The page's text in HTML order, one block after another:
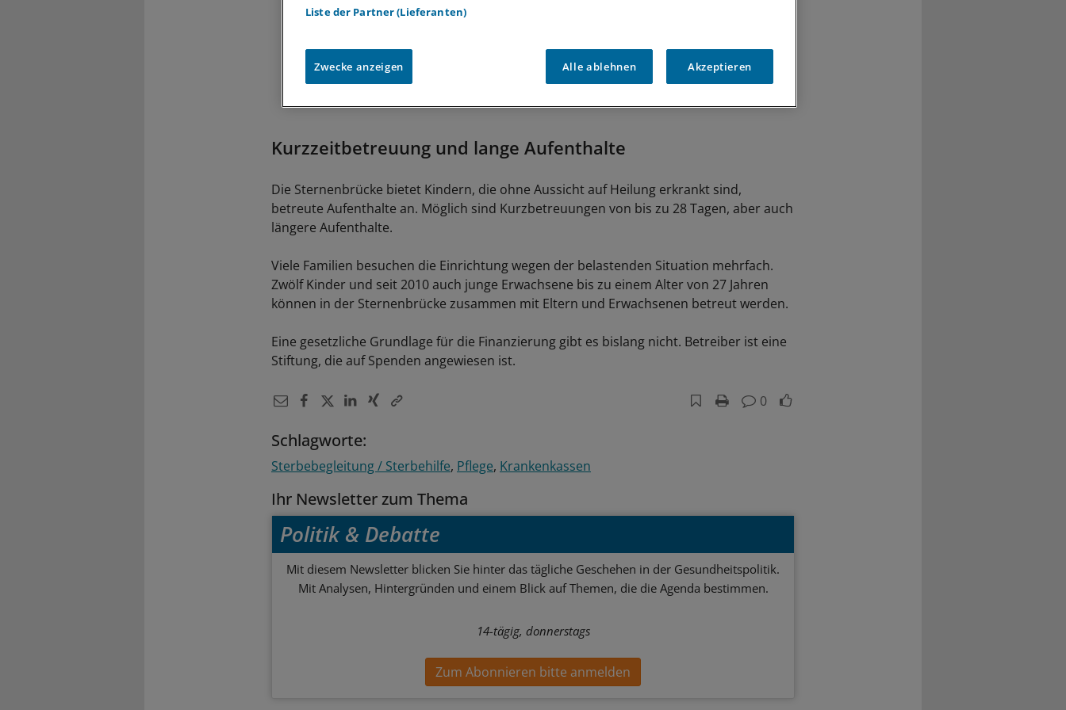
Kurzzeitbetreuung und lange Aufenthalte
Die Sternenbrücke bietet Kindern, die ohne Aussicht auf Heilung erkrankt sind,
betreute Aufenthalte an. Möglich sind Kurzbetreuungen von bis zu 28 Tagen, aber auch
längere Aufenthalte.
Viele Familien besuchen die Einrichtung wegen der belastenden Situation mehrfach.
Zwölf Kinder und seit 2010 auch junge Erwachsene bis zu einem Alter von 27 Jahren
können in der Sternenbrücke zusammen mit Eltern und Erwachsenen betreut werden.
Eine gesetzliche Grundlage für die Finanzierung gibt es bislang nicht. Betreiber ist eine
Stiftung, die auf Spenden angewiesen ist.
0
Schlagworte:
Sterbebegleitung / Sterbehilfe Pflege Krankenkassen
Ihr Newsletter zum Thema
Politik & Debatte
Mit diesem Newsletter blicken Sie hinter das tägliche Geschehen in der Gesundheitspolitik.
Mit Analysen, Hintergründen und einem Blick auf Themen, die die Agenda bestimmen.
14-tägig, donnerstags
Zum Abonnieren bitte anmelden
Liste der Partner (Lieferanten)
Zwecke anzeigen Alle ablehnen Akzeptieren